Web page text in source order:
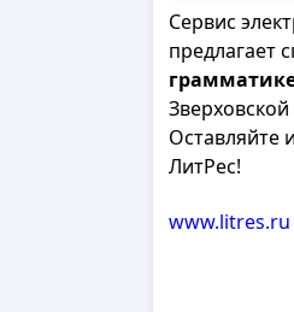
Сервис
предлагает
Оставляйте
ЛитРес!
www.litres.ru